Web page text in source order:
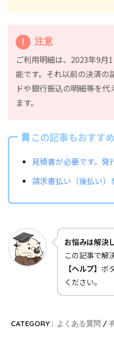
注意
ご利用明細は、2023年9月
能です。それ以前の決済の
ドや銀行振込の明細等を
ます。
この記事もおすすめ
見積書が必要です。発
請求書払い（後払い）
お悩みは解決
この記事で解
【ヘルプ】 ボ
ください。
CATEGORY : よくある質問